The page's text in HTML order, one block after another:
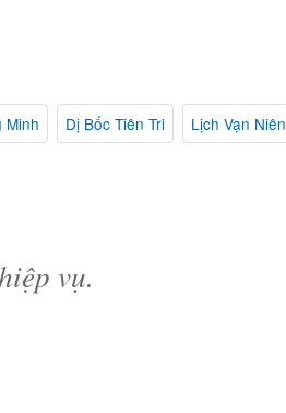
Minh Dị Bốc Tiên Tri
Lịch Vạn Niên
vụ.